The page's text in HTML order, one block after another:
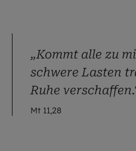
„Kommt alle zu
schwere Lasten
Ruhe
Mt 11,28